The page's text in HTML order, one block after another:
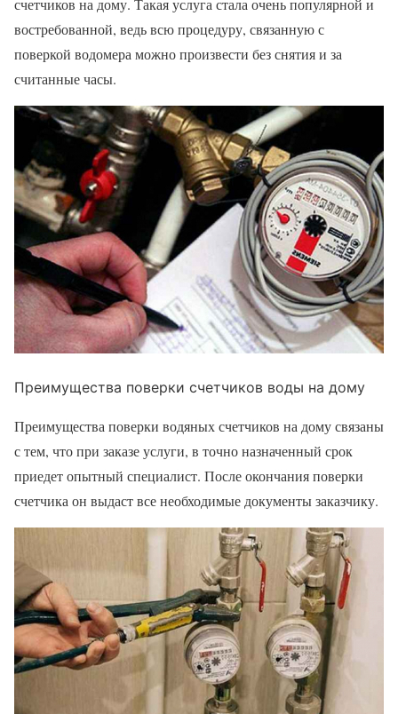
счетчиков на дому. Такая услуга стала очень популярной и
востребованной, ведь всю процедуру, связанную с
поверкой водомера можно произвести без снятия и за
считанные часы.
Преимущества поверки счетчиков воды на дому
Преимущества поверки водяных счетчиков на дому связаны
с тем, что при заказе услуги, в точно назначенный срок
приедет опытный специалист. После окончания поверки
счетчика он выдаст все необходимые документы заказчику.